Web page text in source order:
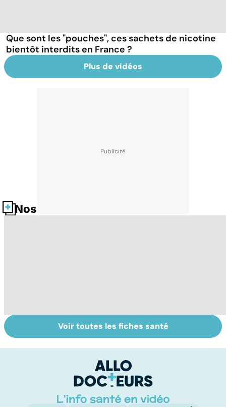
Que sont les "pouches", ces sachets de nicotine
bientôt interdits en France ?
Plus de vidéos
Nos fiches santé
Comment tenir
ses bonnes
BPCO, la
bronchite du
Voir toutes les fiches santé